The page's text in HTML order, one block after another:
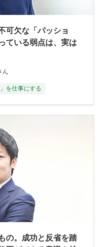
可欠な「パッショ
ている弱点は、実は
ん
」を仕事にする
の。成功と反省を踏